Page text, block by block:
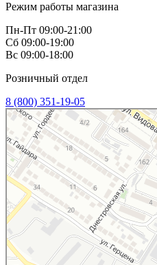
Режим работы магазина
Пн-Пт 09:00-21:00
Сб 09:00-19:00
Вс 09:00-18:00
Розничный отдел
8 (800) 351-19-05